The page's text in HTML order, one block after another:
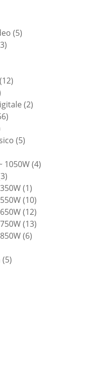
55
13
1212
22
56
55
1050W 44
33
prodotti
11
prodotto
1010
prodotti
1212
prodotti
1313
66
55